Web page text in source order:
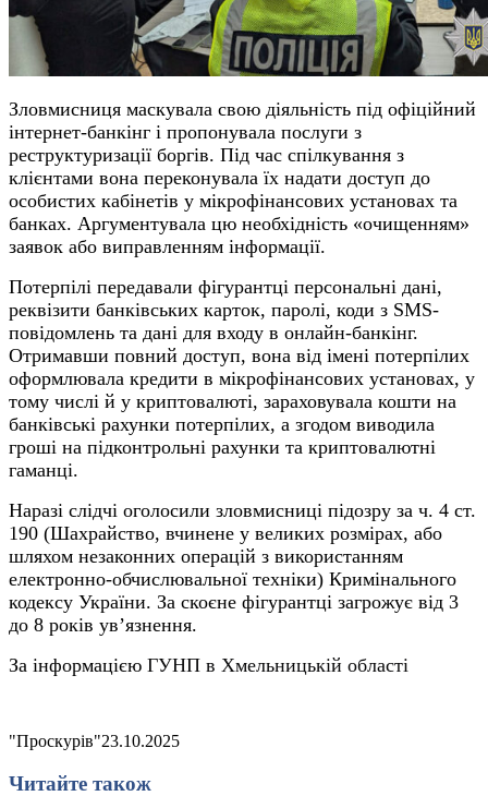
Зловмисниця маскувала свою діяльність під офіційний
інтернет-банкінг і пропонувала послуги з
реструктуризації боргів. Під час спілкування з
клієнтами вона переконувала їх надати доступ до
особистих кабінетів у мікрофінансових установах та
банках. Аргументувала цю необхідність «очищенням»
заявок або виправленням інформації.
Потерпілі передавали фігурантці персональні дані,
реквізити банківських карток, паролі, коди з SMS-
повідомлень та дані для входу в онлайн-банкінг.
Отримавши повний доступ, вона від імені потерпілих
оформлювала кредити в мікрофінансових установах, у
тому числі й у криптовалюті, зараховувала кошти на
банківські рахунки потерпілих, а згодом виводила
гроші на підконтрольні рахунки та криптовалютні
гаманці.
Наразі слідчі оголосили зловмисниці підозру за ч. 4 ст.
190 (Шахрайство, вчинене у великих розмірах, або
шляхом незаконних операцій з використанням
електронно-обчислювальної техніки) Кримінального
кодексу України. За скоєне фігурантці загрожує від 3
до 8 років ув’язнення.
За інформацією ГУНП в Хмельницькій області
"Проскурів"23.10.2025
Читайте також